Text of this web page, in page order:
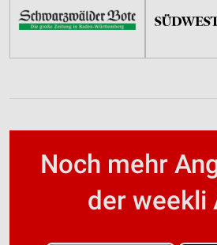
Noch mehr
der weekli